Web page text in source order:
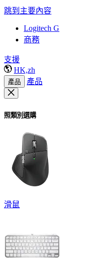
跳到主要內容
Logitech G
商務
支援
HK,zh
產品 產品
照類別選購
滑鼠